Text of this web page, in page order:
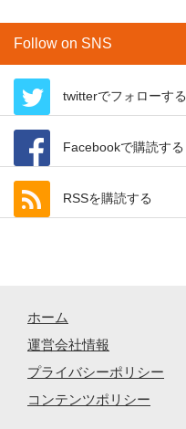
Follow on SNS
twitterでフォローする
Facebookで購読する
RSSを購読する
ホーム
運営会社情報
プライバシーポリシー
コンテンツポリシー